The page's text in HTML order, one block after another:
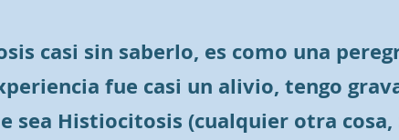
casi sin saberlo, es como una
fue casi un alivio, tengo
sea Histiocitosis (cualquier otra